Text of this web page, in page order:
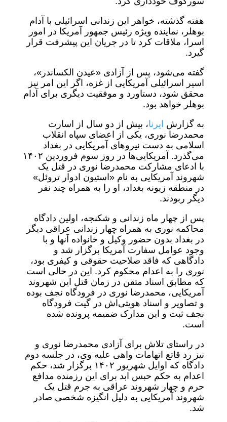
هفته گذشته، خواهر این زندانی اسرائیلی با آدام
بوهلر، نماینده ویژه رئیس جمهور آمریکا در امور
اسرا، ملاقات کرد تا در جریان این پیشرفت قرار
گیرد.
گفته می‌شود، پس از آزادی «عیدن الکساندر»،
اسیر اسرائیلی آمریکایی از غزه، اگر این امر نیز
محقق شود، دستاورد و موفقیت دیگری برای آدام
بوهلر خواهد بود.
به گزارش ایرنا، بیش از دو سال از اسارت
محمدرضا نوری، یکی از اعضای سپاه انقلاب
اسلامی به دست نیروهای آمریکایی در بغداد
می‌گذرد. آمریکایی‌ها در روز سوم فروردین ۱۴۰۲
با ادعای مشارکت محمدرضا نوری در قتل یک
شهروند آمریکایی به نام «استیون ادوار تروئل»
در منطقه زیونه بغداد، او را به همراه چند نفر
دیگر ربودند.
پس از چهار ماه زندانی و شکنجه، اولین دادگاه
محاکمه نوری به همراه چهار زندانی عراقی دیگر
در بغداد بدون حضور وکیل و خانواده آنها و با
وجود عوامل سفارت آمریکا برگزار شد و
دادگاهی که فاقد صلاحیت حقوقی و کیفری بود،
نوری را به اعدام محکوم کرد. این در حالی است
که مطابق اسناد متقن در زمان قتل این شهروند
آمریکایی، محمدرضا نوری در فرودگاه نجف بوده
و تصاویر و اسناد هویتی‌اش در گیت فرودگاه
نجف ثبت و این مدارک ضمیمه پرونده شده
است.
در راستای تلاش برای آزادی محمدرضا نوری و
نیز رد قاتع اتهامات واهی علیه وی، در جلسه دوم
دادگاه که اوایل شهریور ١۴٠٢ برگزار شد، حکم
اعدام به حکم حبس ابد برای این رزمنده مدافع
حرم و چهار شهروند عراقی به جرم قتل یک
شهروند آمریکایی به دلیل انگیزه شخصی صادر
شد.